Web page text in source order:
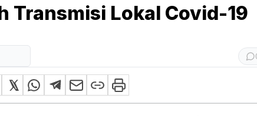
Transmisi Lokal Covid-19